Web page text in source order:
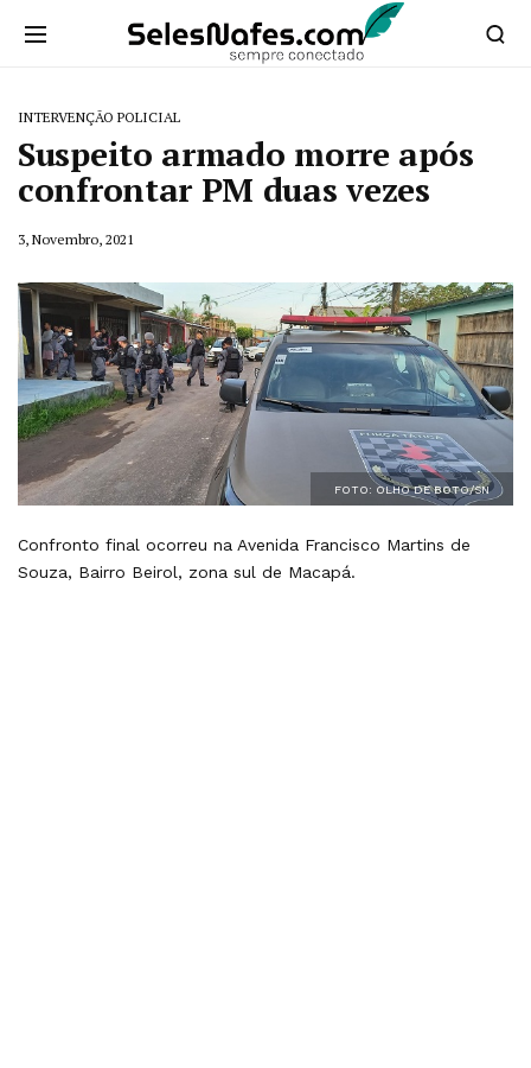
INTERVENÇÃO POLICIAL
Suspeito armado morre após
confrontar PM duas vezes
3, Novembro, 2021
FOTO: OLHO DE BOTO/SN
Confronto final ocorreu na Avenida Francisco Martins de
Souza, Bairro Beirol, zona sul de Macapá.